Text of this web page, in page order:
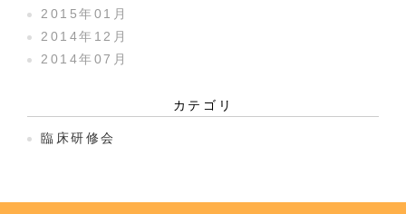
2015年01月
2014年12月
2014年07月
カテゴリ
臨床研修会